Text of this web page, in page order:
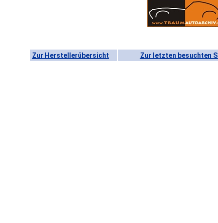
Zur Herstellerübersicht Zur letzten besuchten